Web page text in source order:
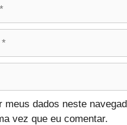
meus dados neste
vez que eu comentar.